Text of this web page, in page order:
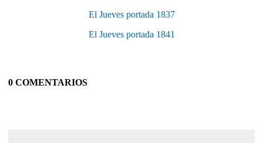
El Jueves portada 1837
El Jueves portada 1841
0 COMENTARIOS